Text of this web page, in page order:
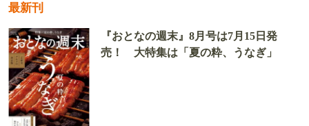
最新刊
『おとなの週末』8月号は7月15日発
売！ 大特集は「夏の粋、うなぎ」